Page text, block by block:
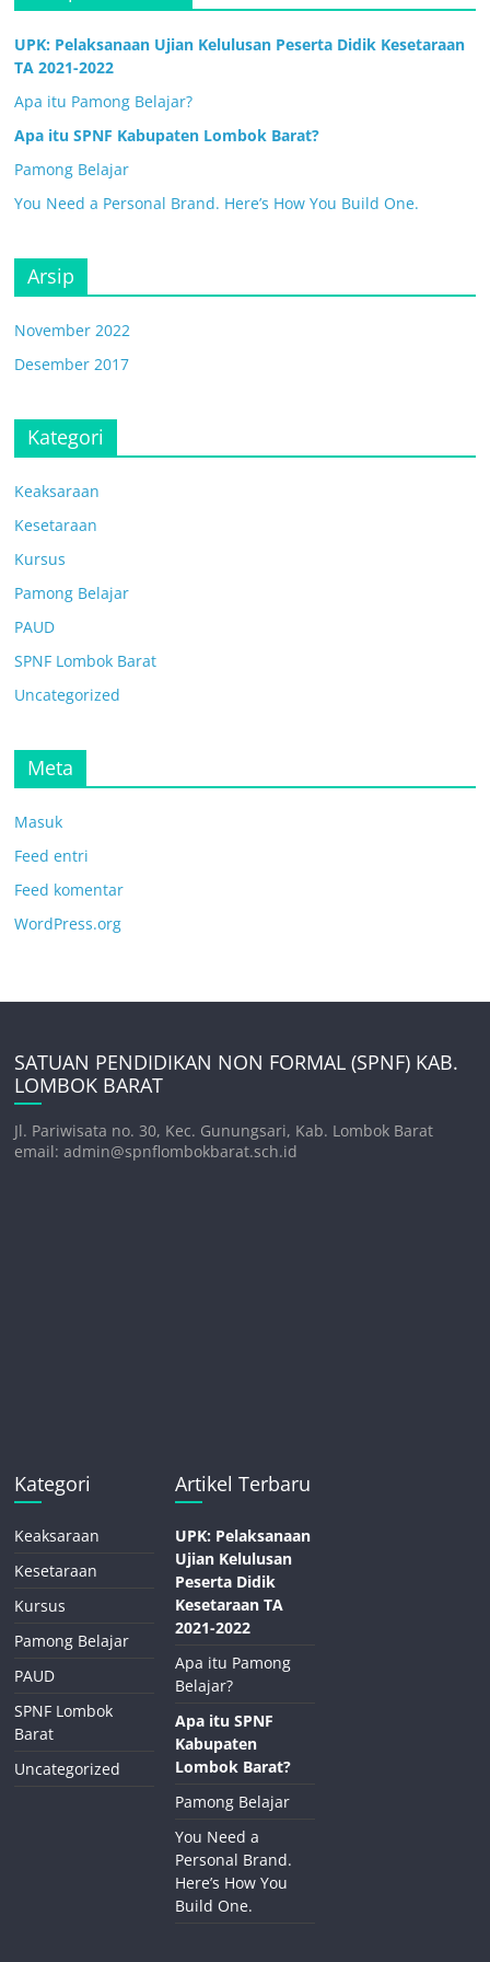
UPK: Pelaksanaan Ujian Kelulusan Peserta Didik Kesetaraan
TA 2021-2022
Apa itu Pamong Belajar?
Apa itu SPNF Kabupaten Lombok Barat?
Pamong Belajar
You Need a Personal Brand. Here’s How You Build One.
Arsip
November 2022
Desember 2017
Kategori
Keaksaraan
Kesetaraan
Kursus
Pamong Belajar
PAUD
SPNF Lombok Barat
Uncategorized
Meta
Masuk
Feed entri
Feed komentar
WordPress.org
SATUAN PENDIDIKAN NON FORMAL (SPNF) KAB.
LOMBOK BARAT
Jl. Pariwisata no. 30, Kec. Gunungsari, Kab. Lombok Barat
email: admin@spnflombokbarat.sch.id
Kategori
Keaksaraan
Kesetaraan
Kursus
Pamong Belajar
PAUD
SPNF Lombok
Barat
Uncategorized
Artikel Terbaru
UPK: Pelaksanaan
Ujian Kelulusan
Peserta Didik
Kesetaraan TA
2021-2022
Apa itu Pamong
Belajar?
Apa itu SPNF
Kabupaten
Lombok Barat?
Pamong Belajar
You Need a
Personal Brand.
Here’s How You
Build One.